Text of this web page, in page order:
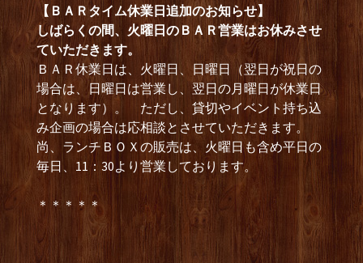
【ＢＡＲタイム休業日追加のお知らせ】
しばらくの間、火曜日のＢＡＲ営業はお休みさせ
ていただきます。
ＢＡＲ休業日は、火曜日、日曜日（翌日が祝日の
場合は、日曜日は営業し、翌日の月曜日が休業日
となります）。 ただし、貸切やイベント持ち込
み企画の場合は応相談とさせていただきます。
尚、ランチＢＯＸの販売は、火曜日も含め平日の
毎日、11：30より営業しております。
＊＊＊＊＊